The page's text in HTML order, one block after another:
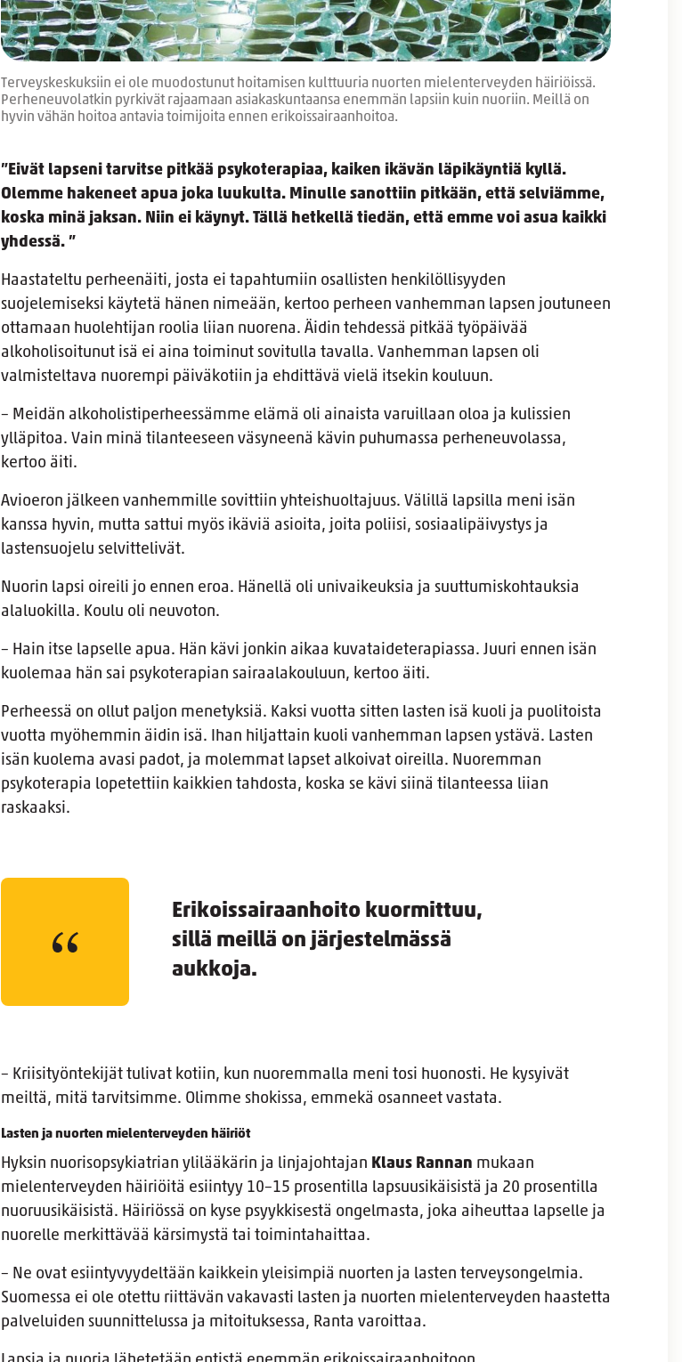
Terveyskeskuksiin ei ole muodostunut hoitamisen kulttuuria nuorten mielenterveyden häiriöissä.
Perheneuvolatkin pyrkivät rajaamaan asiakaskuntaansa enemmän lapsiin kuin nuoriin. Meillä on
hyvin vähän hoitoa antavia toimijoita ennen erikoissairaanhoitoa.
”Eivät lapseni tarvitse pitkää psykoterapiaa, kaiken ikävän läpikäyntiä kyllä.
Olemme hakeneet apua joka luukulta. Minulle sanottiin pitkään, että selviämme,
koska minä jaksan. Niin ei käynyt. Tällä hetkellä tiedän, että emme voi asua kaikki
yhdessä. ”
Haastateltu perheenäiti, josta ei tapahtumiin osallisten henkilöllisyyden
suojelemiseksi käytetä hänen nimeään, kertoo perheen vanhemman lapsen joutuneen
ottamaan huolehtijan roolia liian nuorena. Äidin tehdessä pitkää työpäivää
alkoholisoitunut isä ei aina toiminut sovitulla tavalla. Vanhemman lapsen oli
valmisteltava nuorempi päiväkotiin ja ehdittävä vielä itsekin kouluun.
– Meidän alkoholistiperheessämme elämä oli ainaista varuillaan oloa ja kulissien
ylläpitoa. Vain minä tilanteeseen väsyneenä kävin puhumassa perheneuvolassa,
kertoo äiti.
Avioeron jälkeen vanhemmille sovittiin yhteishuoltajuus. Välillä lapsilla meni isän
kanssa hyvin, mutta sattui myös ikäviä asioita, joita poliisi, sosiaalipäivystys ja
lastensuojelu selvittelivät.
Nuorin lapsi oireili jo ennen eroa. Hänellä oli univaikeuksia ja suuttumiskohtauksia
alaluokilla. Koulu oli neuvoton.
– Hain itse lapselle apua. Hän kävi jonkin aikaa kuvataideterapiassa. Juuri ennen isän
kuolemaa hän sai psykoterapian sairaalakouluun, kertoo äiti.
Perheessä on ollut paljon menetyksiä. Kaksi vuotta sitten lasten isä kuoli ja puolitoista
vuotta myöhemmin äidin isä. Ihan hiljattain kuoli vanhemman lapsen ystävä. Lasten
isän kuolema avasi padot, ja molemmat lapset alkoivat oireilla. Nuoremman
psykoterapia lopetettiin kaikkien tahdosta, koska se kävi siinä tilanteessa liian
raskaaksi.
Erikoissairaanhoito kuormittuu,
sillä meillä on järjestelmässä
aukkoja.
– Kriisityöntekijät tulivat kotiin, kun nuoremmalla meni tosi huonosti. He kysyivät
meiltä, mitä tarvitsimme. Olimme shokissa, emmekä osanneet vastata.
Lasten ja nuorten mielenterveyden häiriöt
Hyksin nuorisopsykiatrian ylilääkärin ja linjajohtajan Klaus Rannan mukaan
mielenterveyden häiriöitä esiintyy 10–15 prosentilla lapsuusikäisistä ja 20 prosentilla
nuoruusikäisistä. Häiriössä on kyse psyykkisestä ongelmasta, joka aiheuttaa lapselle ja
nuorelle merkittävää kärsimystä tai toimintahaittaa.
– Ne ovat esiintyvyydeltään kaikkein yleisimpiä nuorten ja lasten terveysongelmia.
Suomessa ei ole otettu riittävän vakavasti lasten ja nuorten mielenterveyden haastetta
palveluiden suunnittelussa ja mitoituksessa, Ranta varoittaa.